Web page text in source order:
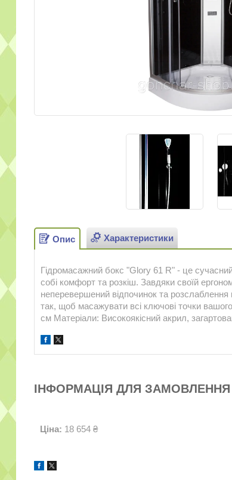
Опис Характеристики
Гідромасажний бокс "Glory 61 R" - це
собі комфорт та розкіш. Завдяки своїй
неперевершений відпочинок та
так, щоб масажувати всі ключові точки
см Матеріали: Високоякісний акрил,
ІНФОРМАЦІЯ ДЛЯ ЗАМОВЛЕННЯ
Ціна: 18 654 ₴